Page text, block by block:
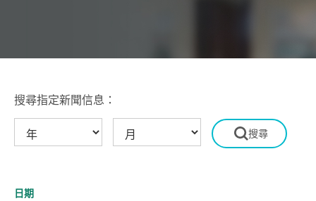
搜尋指定新聞信息：
日期